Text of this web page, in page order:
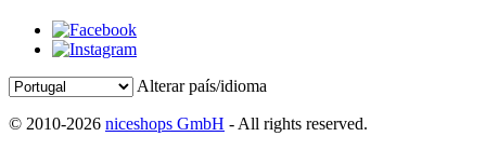
Alterar país/idioma
© 2010-2026 niceshops GmbH - All rights reserved.